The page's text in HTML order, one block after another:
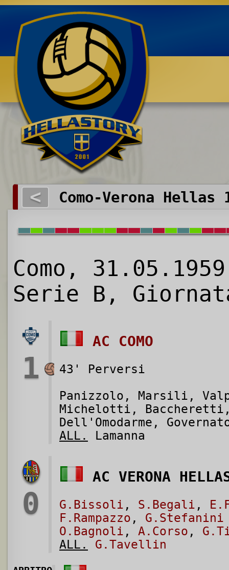
Benvenuti su HELLASTORY.net
< Como-Verona Hellas
Como,
Serie B,
1
AC COMO
43' Perversi
Panizzolo, Marsili,
Michelotti,
Dell'Omodarme,
ALL.
Lamanna
0
AC VERONA
G.Bissoli , S.Begali ,
F.Rampazzo ,
O.Bagnoli , A.Corso ,
ALL.
G.Tavellin